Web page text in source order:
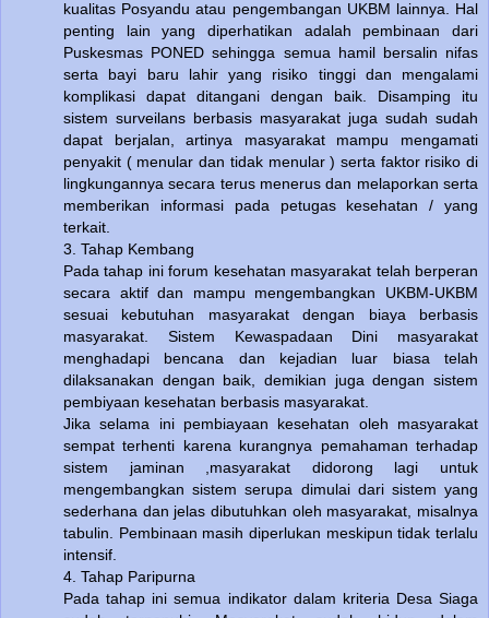
kualitas Posyandu atau pengembangan UKBM lainnya. Hal
penting lain yang diperhatikan adalah pembinaan dari
Puskesmas PONED sehingga semua hamil bersalin nifas
serta bayi baru lahir yang risiko tinggi dan mengalami
komplikasi dapat ditangani dengan baik. Disamping itu
sistem surveilans berbasis masyarakat juga sudah sudah
dapat berjalan, artinya masyarakat mampu mengamati
penyakit ( menular dan tidak menular ) serta faktor risiko di
lingkungannya secara terus menerus dan melaporkan serta
memberikan informasi pada petugas kesehatan / yang
terkait.
3. Tahap Kembang
Pada tahap ini forum kesehatan masyarakat telah berperan
secara aktif dan mampu mengembangkan UKBM-UKBM
sesuai kebutuhan masyarakat dengan biaya berbasis
masyarakat. Sistem Kewaspadaan Dini masyarakat
menghadapi bencana dan kejadian luar biasa telah
dilaksanakan dengan baik, demikian juga dengan sistem
pembiyaan kesehatan berbasis masyarakat.
Jika selama ini pembiayaan kesehatan oleh masyarakat
sempat terhenti karena kurangnya pemahaman terhadap
sistem jaminan ,masyarakat didorong lagi untuk
mengembangkan sistem serupa dimulai dari sistem yang
sederhana dan jelas dibutuhkan oleh masyarakat, misalnya
tabulin. Pembinaan masih diperlukan meskipun tidak terlalu
intensif.
4. Tahap Paripurna
Pada tahap ini semua indikator dalam kriteria Desa Siaga